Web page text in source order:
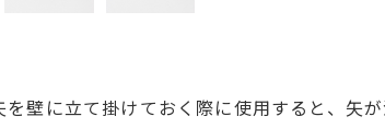
壁に立て掛けておく際に使用すると、矢